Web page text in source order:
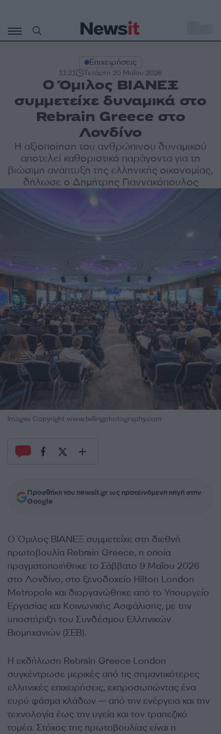
περιεχόμενο
Επιχειρήσεις
11:21 Τετάρτη 20 Μαΐου 2026
Ο Όμιλος ΒΙΑΝΕΞ
συμμετείχε δυναμικά στο
Rebrain Greece στο
Λονδίνο
Η αξιοποίηση του ανθρώπινου δυναμικού
αποτελεί καθοριστικό παράγοντα για τη
βιώσιμη ανάπτυξη της ελληνικής οικονομίας,
δήλωσε ο Δημήτρης Γιαννακόπουλος
Images Copyright www.tellingphotography.com
Προσθήκη του newsit.gr ως προτεινόμενη πηγή στην
Google
Ο Όμιλος ΒΙΑΝΕΞ συμμετείχε στη διεθνή
πρωτοβουλία Rebrain Greece, η οποία
πραγματοποιήθηκε το Σάββατο 9 Μαΐου 2026
στο Λονδίνο, στο ξενοδοχείο Hilton London
Metropole και διοργανώθηκε από το Υπουργείο
Εργασίας και Κοινωνικής Ασφάλισης, με την
υποστήριξη του Συνδέσμου Ελληνικών
Βιομηχανιών (ΣΕΒ).
Η εκδήλωση Rebrain Greece London
συγκέντρωσε μερικές από τις σημαντικότερες
ελληνικές επιχειρήσεις, εκπροσωπώντας ένα
ευρύ φάσμα κλάδων — από την ενέργεια και την
τεχνολογία έως την υγεία και τον τραπεζικό
τομέα. Στόχος της πρωτοβουλίας είναι η